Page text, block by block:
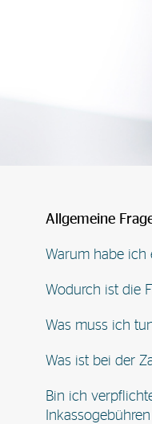
Allgemeine
Warum habe ich
Wodurch ist die
Was muss ich
Was ist bei der
Bin ich